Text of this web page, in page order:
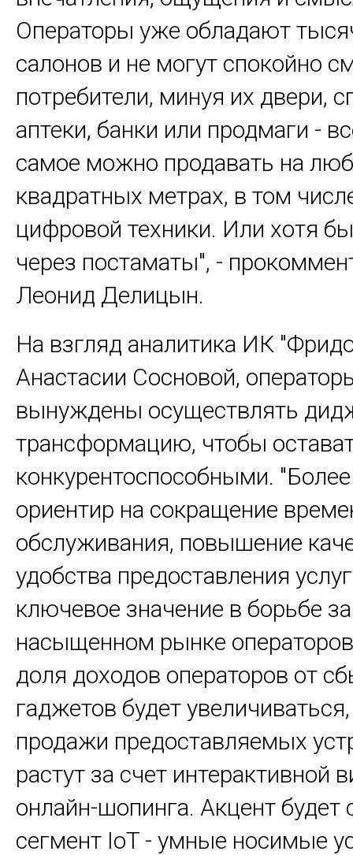
Операторы уже обладают
салонов и не могут спокойно
потребители, минуя их двери,
аптеки, банки или продмаги -
самое можно продавать на
квадратных метрах, в том
цифровой техники. Или хотя
через постаматы", -
Леонид Делицын.
На взгляд аналитика ИК
Анастасии Сосновой,
вынуждены осуществлять
трансформацию, чтобы
конкурентоспособными. "Более
ориентир на сокращение
обслуживания, повышение
удобства предоставления
ключевое значение в борьбе
насыщенном рынке
доля доходов операторов от
гаджетов будет
продажи предоставляемых
растут за счет интерактивной
онлайн-шопинга. Акцент будет
сегмент IoT - умные носимые